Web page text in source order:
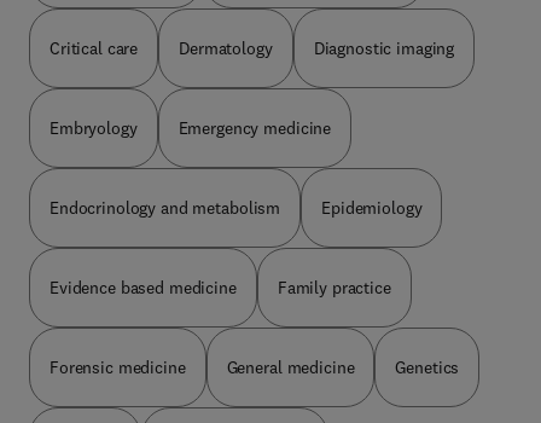
Critical care Dermatology Diagnostic imaging
Embryology Emergency medicine
Endocrinology and metabolism Epidemiology
Evidence based medicine Family practice
Forensic medicine General medicine Genetics